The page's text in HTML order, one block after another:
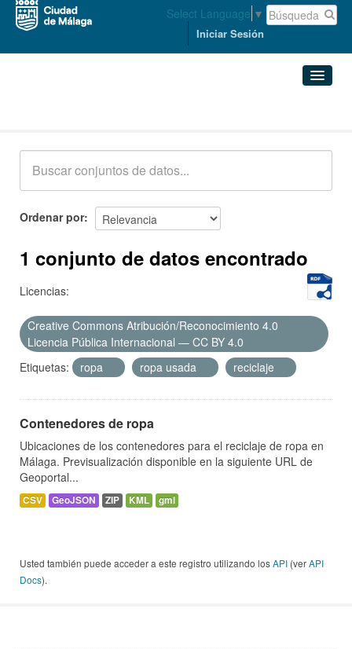
Select Language ▼
Iniciar Sesión
Acerca de
Ordenar por
1 conjunto de datos encontrado
Licencias:
Creative Commons Atribución/Reconocimiento 4.0
Licencia Pública Internacional — CC BY 4.0
Etiquetas:
ropa ropa usada reciclaje
Contenedores de ropa
Ubicaciones de los contenedores para el reciclaje de ropa en
Málaga. Previsualización disponible en la siguiente URL de
Geoportal...
CSV GeoJSON ZIP KML gml
Usted también puede acceder a este registro utilizando losAPI (verAPI
Docs).